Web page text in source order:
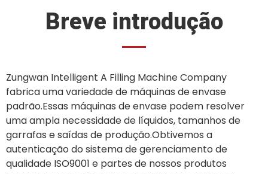
Breve introdução
Zungwan Intelligent A Filling Machine Company
fabrica uma variedade de máquinas de envase
padrão.Essas máquinas de envase podem resolver
uma ampla necessidade de líquidos, tamanhos de
garrafas e saídas de produção.Obtivemos a
autenticação do sistema de gerenciamento de
qualidade ISO9001 e partes de nossos produtos